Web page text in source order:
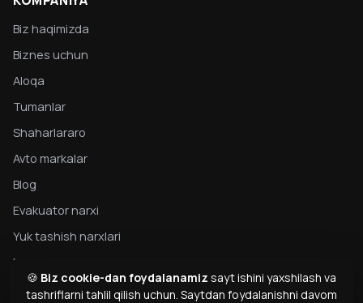
Biz haqimizda
Biznes uchun
Aloqa
Tumanlar
Shaharlararo
Avto markalar
Blog
Evakuator narxi
Yuk tashish narxlari
Maxfiylik
Evakuator bo‘yicha to‘liq qo‘llanma
🍪 Biz cookie-dan foydalanamiz sayt ishini yaxshilash va
tashriflarni tahlil qilish uchun. Saytdan foydalanishni davom